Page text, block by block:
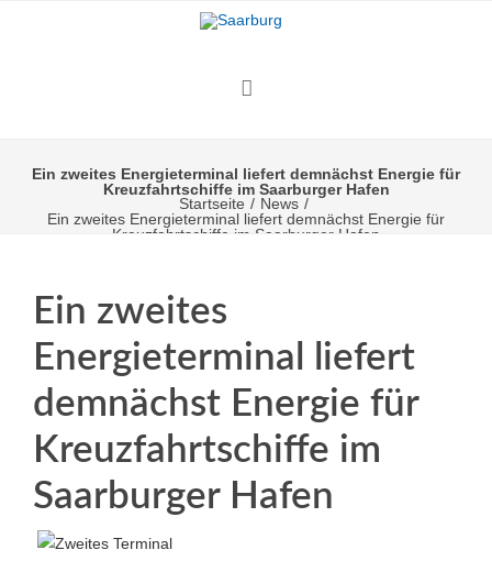
Ein zweites Energieterminal liefert demnächst Energie für
Kreuzfahrtschiffe im Saarburger Hafen
Startseite / News /
Ein zweites Energieterminal liefert demnächst Energie für
Kreuzfahrtschiffe im Saarburger Hafen
Ein zweites
Energieterminal liefert
demnächst Energie für
Kreuzfahrtschiffe im
Saarburger Hafen